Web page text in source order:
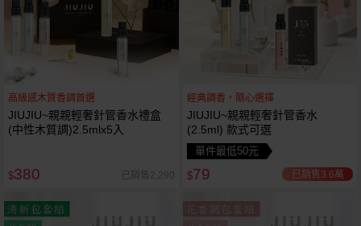
高級感木質香調首選
JIUJIU~親親輕奢針管香水禮盒
(中性木質調)2.5mlx5入
$380 已銷售2,290
經典調香，隨心選擇
JIUJIU~親親輕奢針管香水
(2.5ml) 款式可選
單件最低50元
$79 已銷售3.6萬